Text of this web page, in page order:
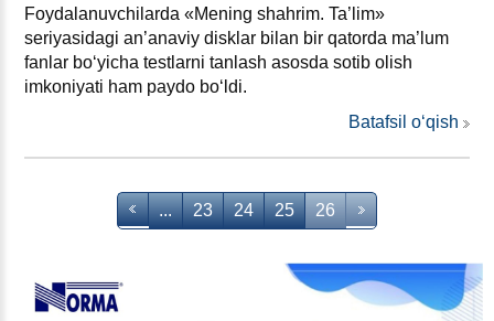
Foydalanuvchilarda «Mening shahrim. Ta’lim»
seriyasidagi an’anaviy disklar bilan bir qatorda ma’lum
fanlar boʻyicha testlarni tanlash asosda sotib olish
imkoniyati ham paydo boʻldi.
Batafsil oʻqish
... 23 24 25 26